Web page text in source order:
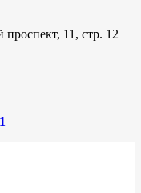
11, стр. 12